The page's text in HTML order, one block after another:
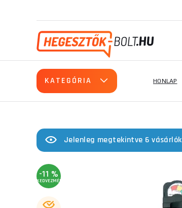
KATEGÓRIA HONLAP
Jelenleg megtekintve 6 vásárlók
-11 %
KEDVEZMÉNY